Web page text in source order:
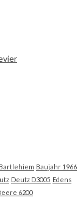
Bartlehiem Baujahr 1966
Deutz D3005 Edens
6200